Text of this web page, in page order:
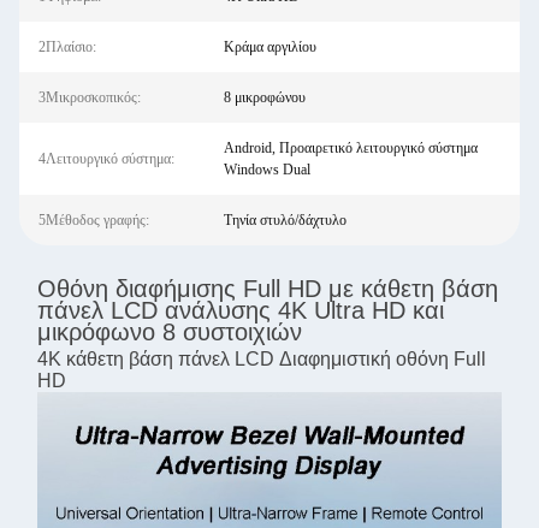
2Πλαίσιο: Κράμα αργιλίου
3Μικροσκοπικός: 8 μικροφώνου
4Λειτουργικό σύστημα:
Android, Προαιρετικό λειτουργικό σύστημα
Windows Dual
5Μέθοδος γραφής: Τηνία στυλό/δάχτυλο
Οθόνη διαφήμισης Full HD με κάθετη βάση
πάνελ LCD ανάλυσης 4K Ultra HD και
μικρόφωνο 8 συστοιχιών
4K κάθετη βάση πάνελ LCD Διαφημιστική οθόνη Full
HD